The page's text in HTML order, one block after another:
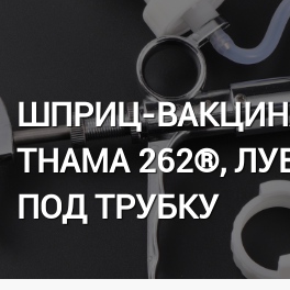
ШПРИЦ-
THAMA 262®,
ПОД ТРУБКУ